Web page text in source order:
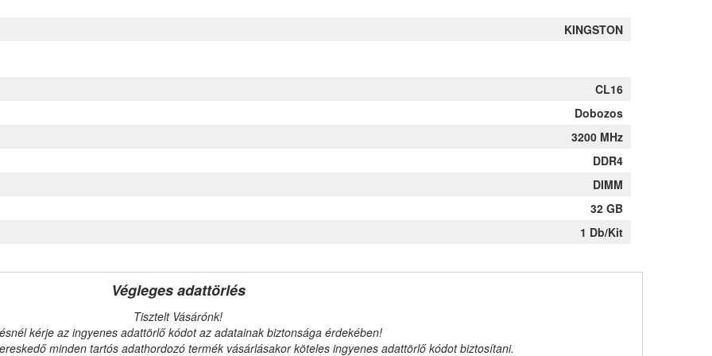
KINGSTON
CL16
Dobozos
3200 MHz
DDR4
DIMM
32 GB
1 Db/Kit
Végleges adattörlés
Tisztelt Vásárónk!
kérje az ingyenes adattörlő kódot az adatainak biztonsága érdekében!
minden tartós adathordozó termék vásárlásakor köteles ingyenes adattörlő kódot biztosítani.